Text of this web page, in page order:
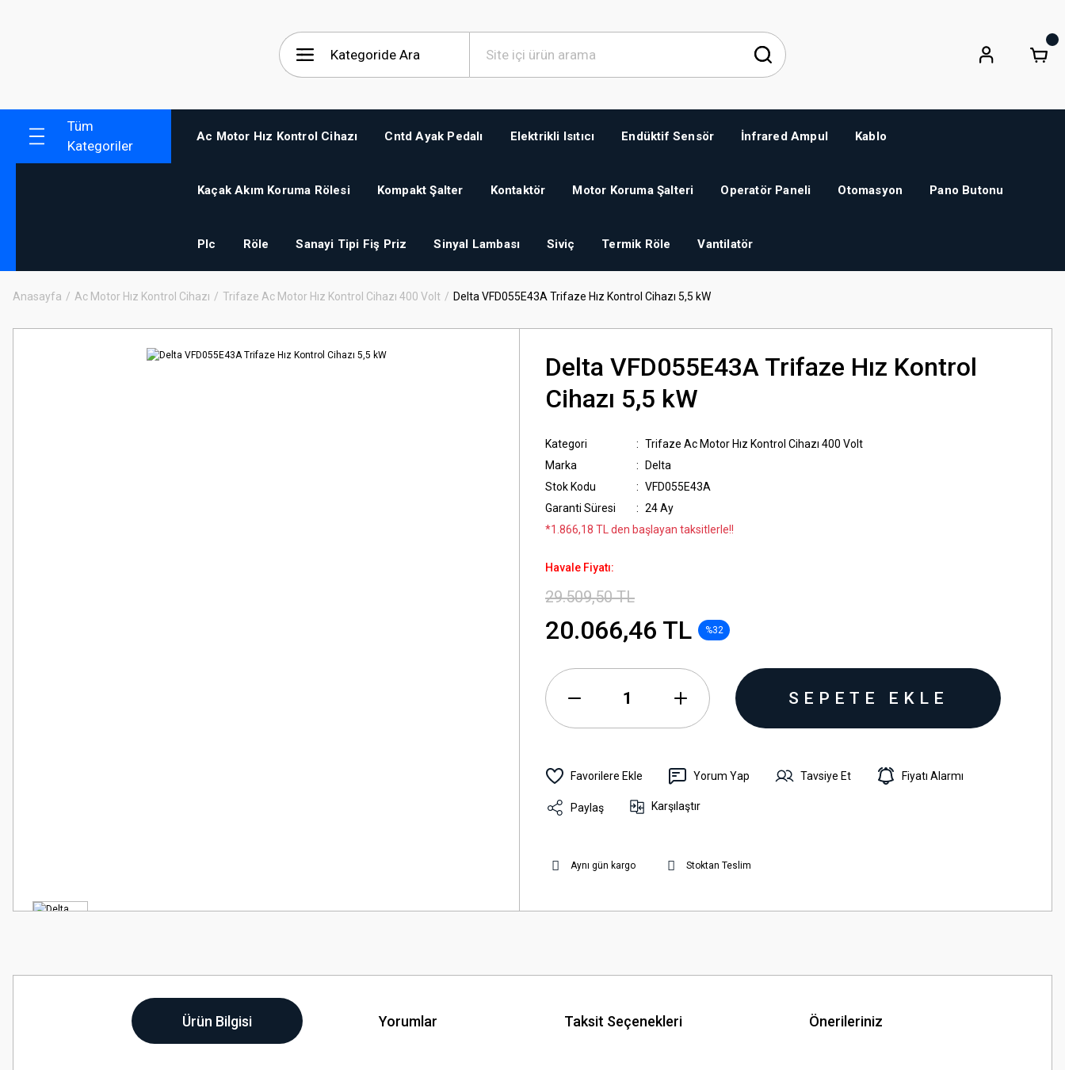
Tüm
Kategoriler
Ac Motor Hız Kontrol Cihazı Cntd Ayak Pedalı Elektrikli Isıtıcı Endüktif Sensör İnfrared Ampul Kablo
Kaçak Akım Koruma Rölesi Kompakt Şalter Kontaktör Motor Koruma Şalteri Operatör Paneli Otomasyon Pano Butonu
Plc Röle Sanayi Tipi Fiş Priz Sinyal Lambası Siviç Termik Röle Vantilatör
Anasayfa Ac Motor Hız Kontrol Cihazı Trifaze Ac Motor Hız Kontrol Cihazı 400 Volt Delta VFD055E43A Trifaze Hız Kontrol Cihazı 5,5 kW
Delta VFD055E43A Trifaze Hız Kontrol
Cihazı 5,5 kW
Kategori
Trifaze Ac Motor Hız Kontrol Cihazı 400 Volt
Marka
Delta
Stok Kodu
VFD055E43A
Garanti Süresi
24 Ay
*1.866,18 TL den başlayan taksitlerle!!
Havale Fiyatı:
29.509,50 TL
20.066,46 TL %32
SEPETE EKLE
Yorum Yap Tavsiye Et Fiyatı Alarmı
Paylaş Karşılaştır
Aynı gün kargo Stoktan Teslim
Ürün Bilgisi Yorumlar Taksit Seçenekleri Önerileriniz